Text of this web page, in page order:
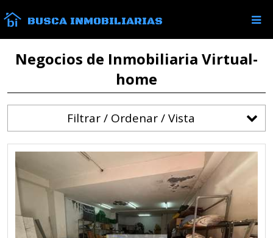
BUSCA INMOBILIARIAS
Negocios de Inmobiliaria Virtual-
home
Filtrar / Ordenar / Vista